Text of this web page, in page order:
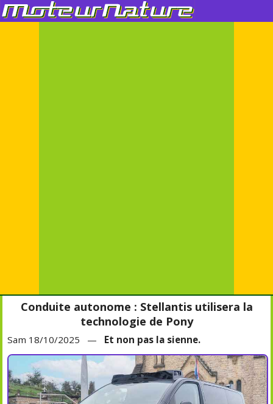
Conduite autonome : Stellantis utilisera la
technologie de Pony
Sam 18/10/2025 — Et non pas la sienne.